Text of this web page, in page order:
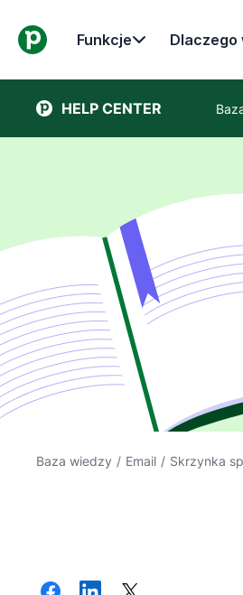
Funkcje Dlaczego
HELP CENTER
Baza wiedzy / Email / Skrzynka